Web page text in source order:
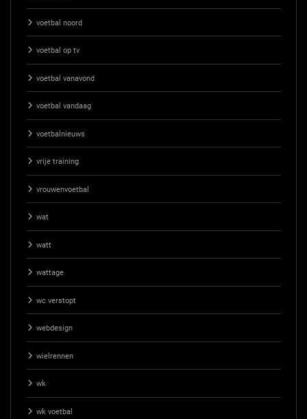
voetbal noord
voetbal op tv
voetbal vanavond
voetbal vandaag
voetbalnieuws
vrije training
vrouwenvoetbal
wat
watt
wattage
wc verstopt
webdesign
wielrennen
wk
wk voetbal